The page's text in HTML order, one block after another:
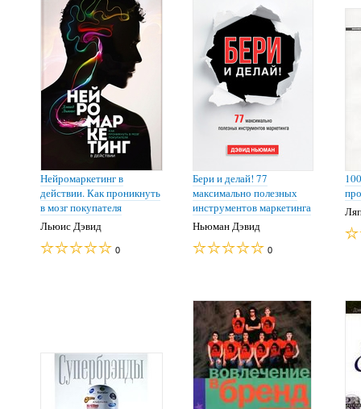
Нейромаркетинг в
действии. Как проникнуть
в мозг покупателя
Льюис Дэвид
0
Бери и делай! 77
максимально полезных
инструментов маркетинга
Ньюман Дэвид
0